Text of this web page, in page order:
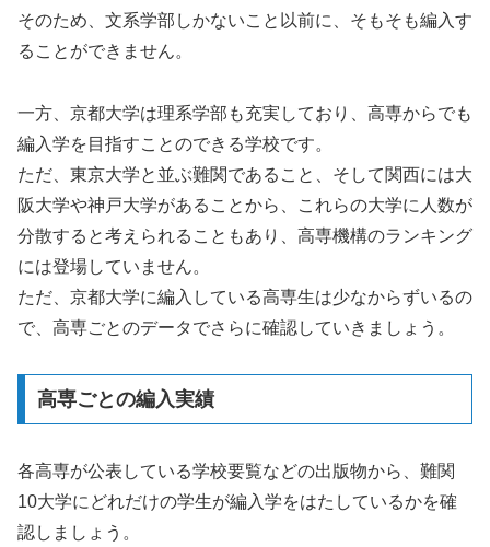
そのため、文系学部しかないこと以前に、そもそも編入す
ることができません。
一方、京都大学は理系学部も充実しており、高専からでも
編入学を目指すことのできる学校です。
ただ、東京大学と並ぶ難関であること、そして関西には大
阪大学や神戸大学があることから、これらの大学に人数が
分散すると考えられることもあり、高専機構のランキング
には登場していません。
ただ、京都大学に編入している高専生は少なからずいるの
で、高専ごとのデータでさらに確認していきましょう。
高専ごとの編入実績
各高専が公表している学校要覧などの出版物から、難関
10大学にどれだけの学生が編入学をはたしているかを確
認しましょう。